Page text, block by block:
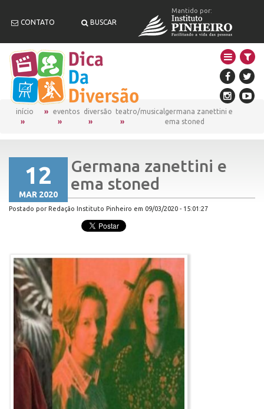
CONTATO BUSCAR
Mantido por:
início eventos diversão teatro/musical germana zanettini e
ema stoned
12
MAR 2020
Germana zanettini e
ema stoned
Postado por Redação Instituto Pinheiro em 09/03/2020 - 15:01:27